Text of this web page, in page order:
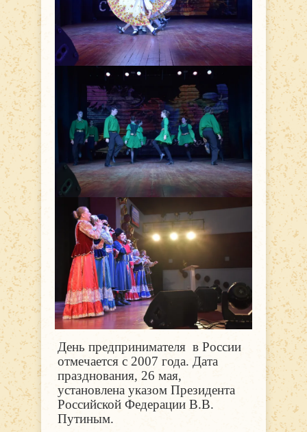
День предпринимателя в России
отмечается с 2007 года. Дата
празднования, 26 мая,
установлена указом Президента
Российской Федерации В.В.
Путиным.